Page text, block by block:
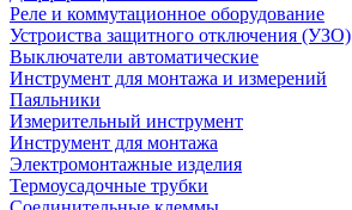
Реле и коммутационное оборудование
Устроиства защитного отключения (УЗО)
Выключатели автоматические
Инструмент для монтажа и измерений
Паяльники
Измерительный инструмент
Инструмент для монтажа
Электромонтажные изделия
Термоусадочные трубки